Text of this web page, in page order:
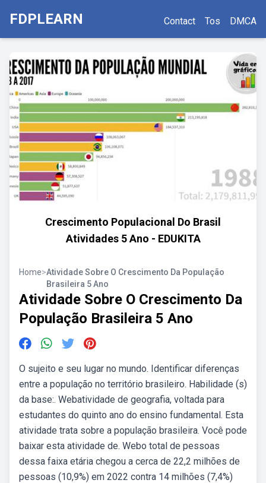
FDPLEARN Contact Tos DMCA
Crescimento Populacional Do Brasil
Atividades 5 Ano - EDUKITA
Home>Atividade Sobre O Crescimento Da População
Brasileira 5 Ano
Atividade Sobre O Crescimento Da
População Brasileira 5 Ano
O sujeito e seu lugar no mundo. Identificar diferenças
entre a população no território brasileiro. Habilidade (s)
da base:. Webatividade de geografia, voltada para
estudantes do quinto ano do ensino fundamental. Esta
atividade trata sobre a população brasileira. Você pode
baixar esta atividade de. Webo total de pessoas
dessa faixa etária chegou a cerca de 22,2 milhões de
pessoas (10,9%) em 2022 contra 14 milhões (7,4%)